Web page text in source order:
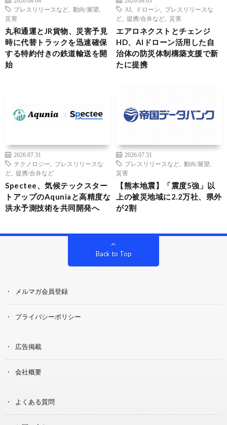
プレスリリースなど
動向/展望
災害
丸和通運とJR貨物、災害予見
時に代替トラックを迅速確保
する特約付きの鉄道輸送を開
始
AI
ドローン
プレスリリースな
ど
提携/合弁など 災害
エアロネクストとチェンジ
HD、AIドローン活用した自
治体の防災体制構築支援で新
たに提携
2026.07.31
テクノロジー
プレスリリースな
ど
提携/合弁など
Spectee、気候テックスター
トアップのAquniaと高精度な
洪水予測技術を共同開発へ
2026.07.31
プレスリリースなど
動向/展望
災害
【熊本地震】「震度5強」以
上の被災地域に2.2万社、県外
が2割
Back to Top
メルマガ会員登録
プライバシーポリシー
広告掲載
会社概要
よくある質問